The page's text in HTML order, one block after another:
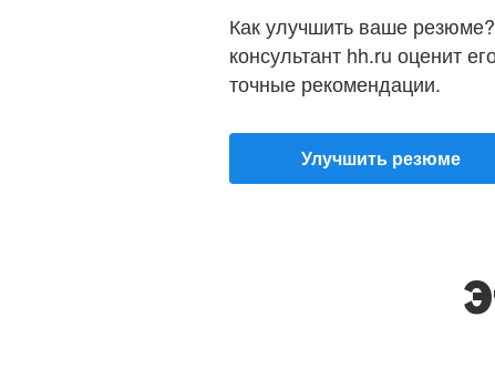
Как улучшить ваше
консультант hh.ru оценит
точные рекомендации.
Улучшить резюме